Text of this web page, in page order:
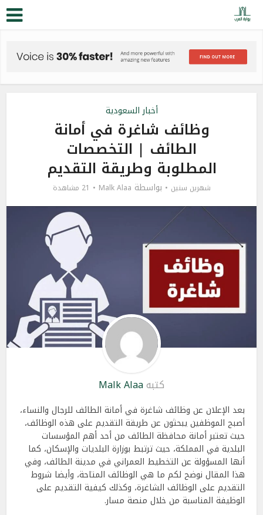
أخبار السعودية
وظائف شاغرة في أمانة
الطائف | التخصصات
المطلوبة وطريقة التقديم
شهرين سنين بواسطة Malk Alaa 21 مشاهدة
كتبهMalk Alaa
بعد الإعلان عن وظائف شاغرة في أمانة الطائف للرجال والنساء،
أصبح الموظفين يبحثون عن طريقة التقديم على هذه الوظائف،
حيث تعتبر أمانة محافظة الطائف من أحد أهم المؤسسات
البلدية في المملكة، حيث ترتبط بوزارة البلديات والإسكان، كما
أنها المسؤولة عن التخطيط العمراني في مدينة الطائف، وفي
هذا المقال نوضح لكم ما هي الوظائف المتاحة، وأيضا شروط
التقديم على الوظائف الشاغرة، وكذلك كيفية التقديم على
الوظيفة المناسبة من خلال منصة مسار.